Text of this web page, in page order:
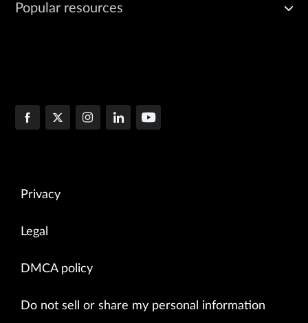
Popular resources
Privacy
Legal
DMCA policy
Do not sell or share my personal information